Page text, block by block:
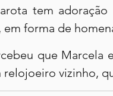
tem
em forma de
que
relojoeiro vizinho,